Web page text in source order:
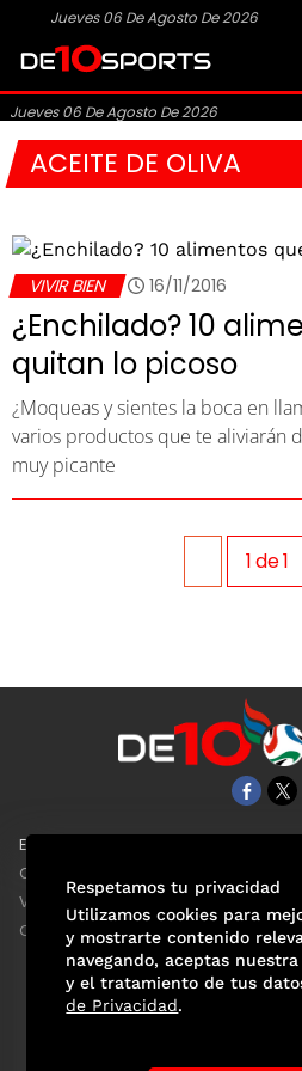
Jueves 06 De Agosto De 2026
Jueves 06 De Agosto De 2026
ACEITE DE OLIVA
VIVIR BIEN 16/11/2016
¿Enchilado? 10
quitan lo picoso
¿Moqueas y sientes la boca en
varios productos que te aliviarán
muy picante
1de1
EL UNIVERSAL
Clase
ViveUSA
Confabulario
Respetamos tu privacidad
Utilizamos cookies para
y mostrarte contenido
navegando, aceptas
y el tratamiento de tus
de Privacidad.